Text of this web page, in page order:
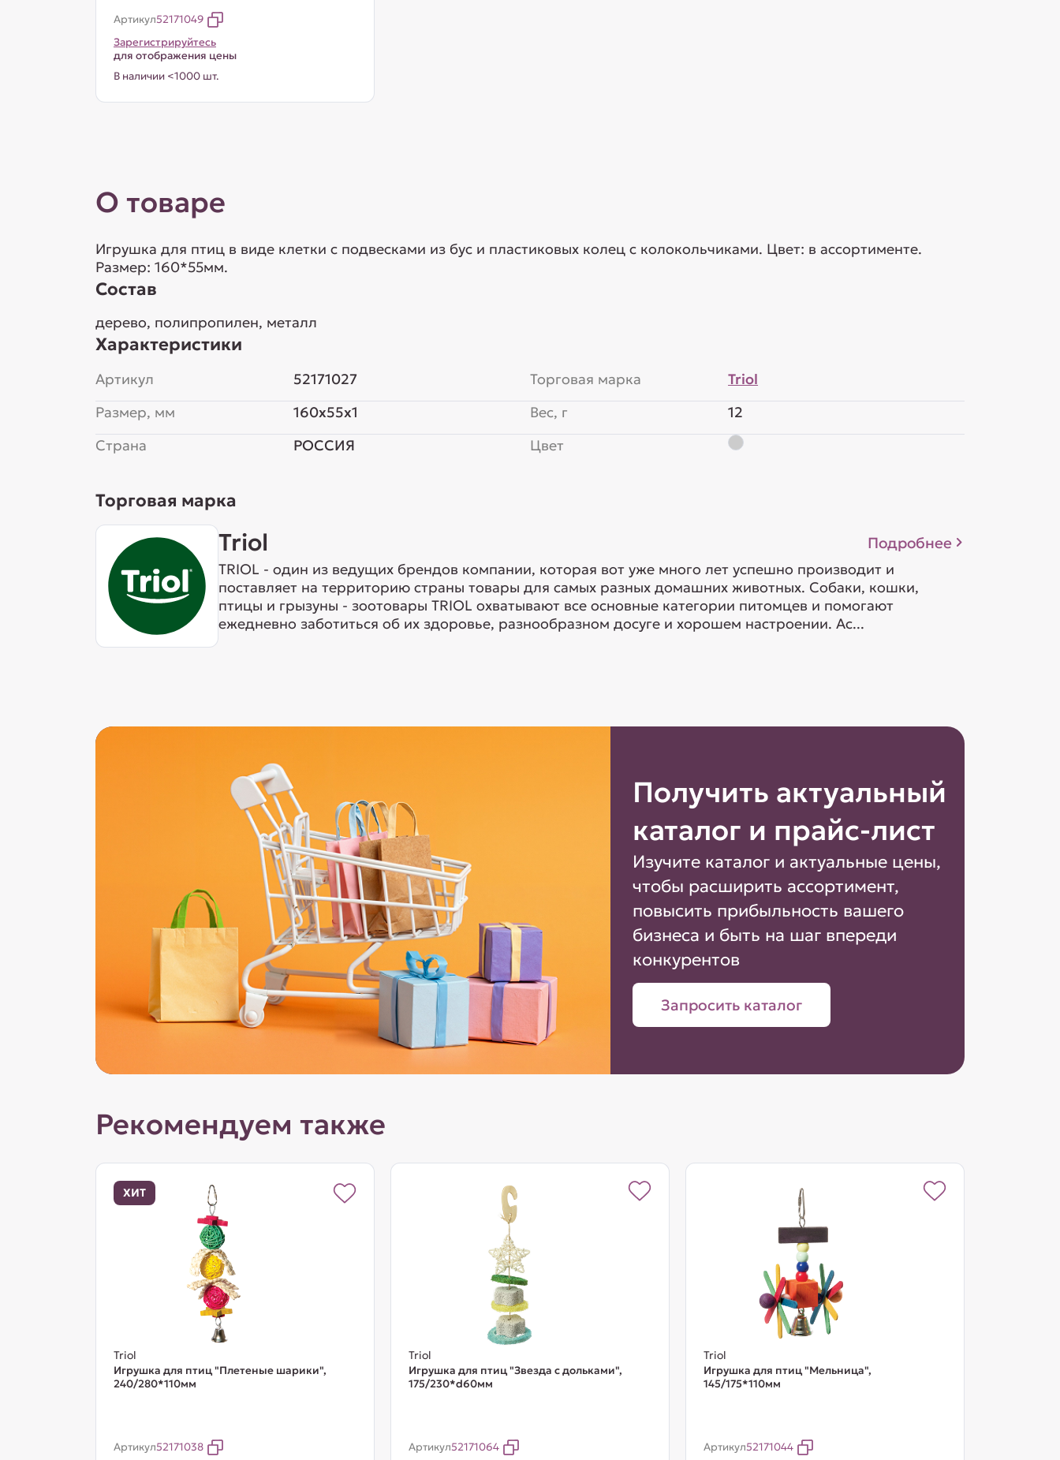
Артикул52171049
Зарегистрируйтесь
для отображения цены
В наличии <1000 шт.
О товаре
Игрушка для птиц в виде клетки с подвесками из бус и пластиковых колец с колокольчиками. Цвет: в ассортименте.
Размер: 160*55мм.
Состав
дерево, полипропилен, металл
Характеристики
Артикул
52171027
Размер, мм
160x55x1
Страна
РОССИЯ
Торговая марка
Triol
Вес, г
12
Цвет
Торговая марка
Triol Подробнее
TRIOL - один из ведущих брендов компании, которая вот уже много лет успешно производит и
поставляет на территорию страны товары для самых разных домашних животных. Собаки, кошки,
птицы и грызуны - зоотовары TRIOL охватывают все основные категории питомцев и помогают
ежедневно заботиться об их здоровье, разнообразном досуге и хорошем настроении. Ас...
Получить актуальный
каталог и прайс-лист
Изучите каталог и актуальные цены,
чтобы расширить ассортимент,
повысить прибыльность вашего
бизнеса и быть на шаг впереди
конкурентов
Запросить каталог
Рекомендуем также
ХИТ
Triol
Игрушка для птиц "Плетеные шарики",
240/280*110мм
Артикул52171038
Triol
Игрушка для птиц "Звезда с дольками",
175/230*d60мм
Артикул52171064
Triol
Игрушка для птиц "Мельница",
145/175*110мм
Артикул52171044